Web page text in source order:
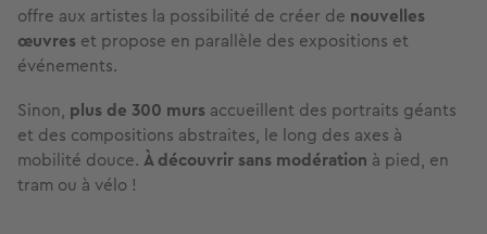
offre aux artistes la possibilité de créer de nouvelles
œuvres et propose en parallèle des expositions et
événements.
Sinon, plus de 300 murs accueillent des portraits géants
et des compositions abstraites, le long des axes à
mobilité douce. À découvrir sans modération à pied, en
tram ou à vélo !